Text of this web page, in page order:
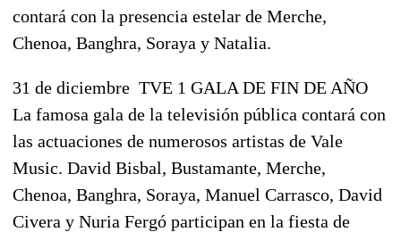
contará con la presencia estelar de Merche,
Chenoa, Banghra, Soraya y Natalia.
31 de diciembre  TVE 1 GALA DE FIN DE AÑO
La famosa gala de la televisión pública contará con
las actuaciones de numerosos artistas de Vale
Music. David Bisbal, Bustamante, Merche,
Chenoa, Banghra, Soraya, Manuel Carrasco, David
Civera y Nuria Fergó participan en la fiesta de